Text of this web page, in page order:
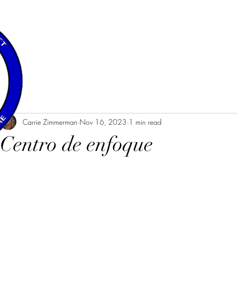
Centro de enfoque
Carrie Zimmerman Nov 16, 2023 1 min read